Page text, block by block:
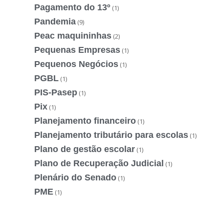
Pagamento do 13º (1)
Pandemia (9)
Peac maquininhas (2)
Pequenas Empresas (1)
Pequenos Negócios (1)
PGBL (1)
PIS-Pasep (1)
Pix (1)
Planejamento financeiro (1)
Planejamento tributário para escolas (1)
Plano de gestão escolar (1)
Plano de Recuperação Judicial (1)
Plenário do Senado (1)
PME (1)